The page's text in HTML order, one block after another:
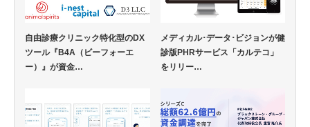
自由診療クリニック特化型のDX
ツール『B4A（ビーフォーエ
ー）』が資金…
メディカル･データ･ビジョンが健
診版PHRサービス「カルテコ」
をリリー…